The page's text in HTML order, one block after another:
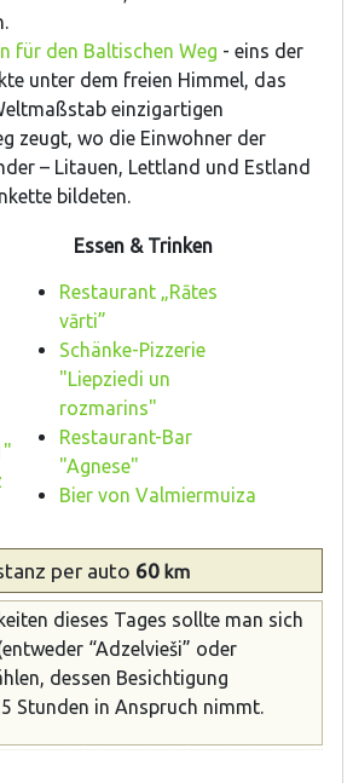
für den Baltischen Weg - eins der
unter dem freien Himmel, das
einzigartigen
zeugt, wo die Einwohner der
– Litauen, Lettland und Estland
bildeten.
Essen & Trinken
Restaurant „Rātes
vārti”
Schänke-Pizzerie
"Liepziedi un
rozmarins"
Restaurant-Bar
"Agnese"
Bier von Valmiermuiza
per auto 60km
dieses Tages sollte man sich
“Adzelvieši” oder
dessen Besichtigung
Stunden in Anspruch nimmt.